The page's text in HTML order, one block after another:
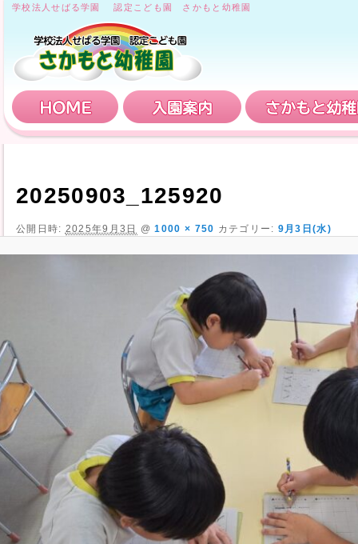
学校法人せばる学園 認定こども園 さかもと幼稚園
HOME 入園案内
20250903_125920
公開日時: 2025年9月3日 @1000 × 750 カテゴリー: 9月3日(水)